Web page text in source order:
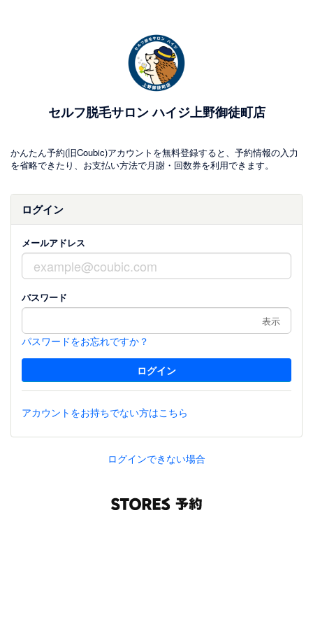
セルフ脱毛サロン ハイジ上野御徒町店
かんたん予約(旧Coubic)アカウントを無料登録すると、予約情報の入力
を省略できたり、お支払い方法で月謝・回数券を利用できます。
ログイン
メールアドレス
パスワード
表示
パスワードをお忘れですか？
アカウントをお持ちでない方はこちら
ログインできない場合